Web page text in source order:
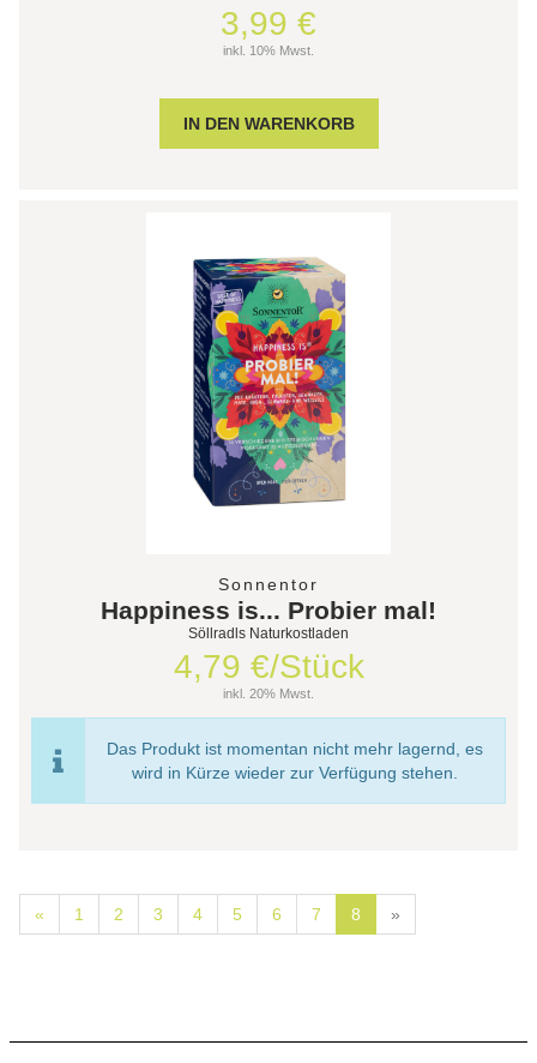
3,99 €
inkl. 10% Mwst.
Sonnentor
Happiness is... Probier mal!
Söllradls Naturkostladen
4,79 €/Stück
inkl. 20% Mwst.
Das Produkt ist momentan nicht mehr lagernd, es
wird in Kürze wieder zur Verfügung stehen.
« 1 2 3 4 5 6 7 8 »